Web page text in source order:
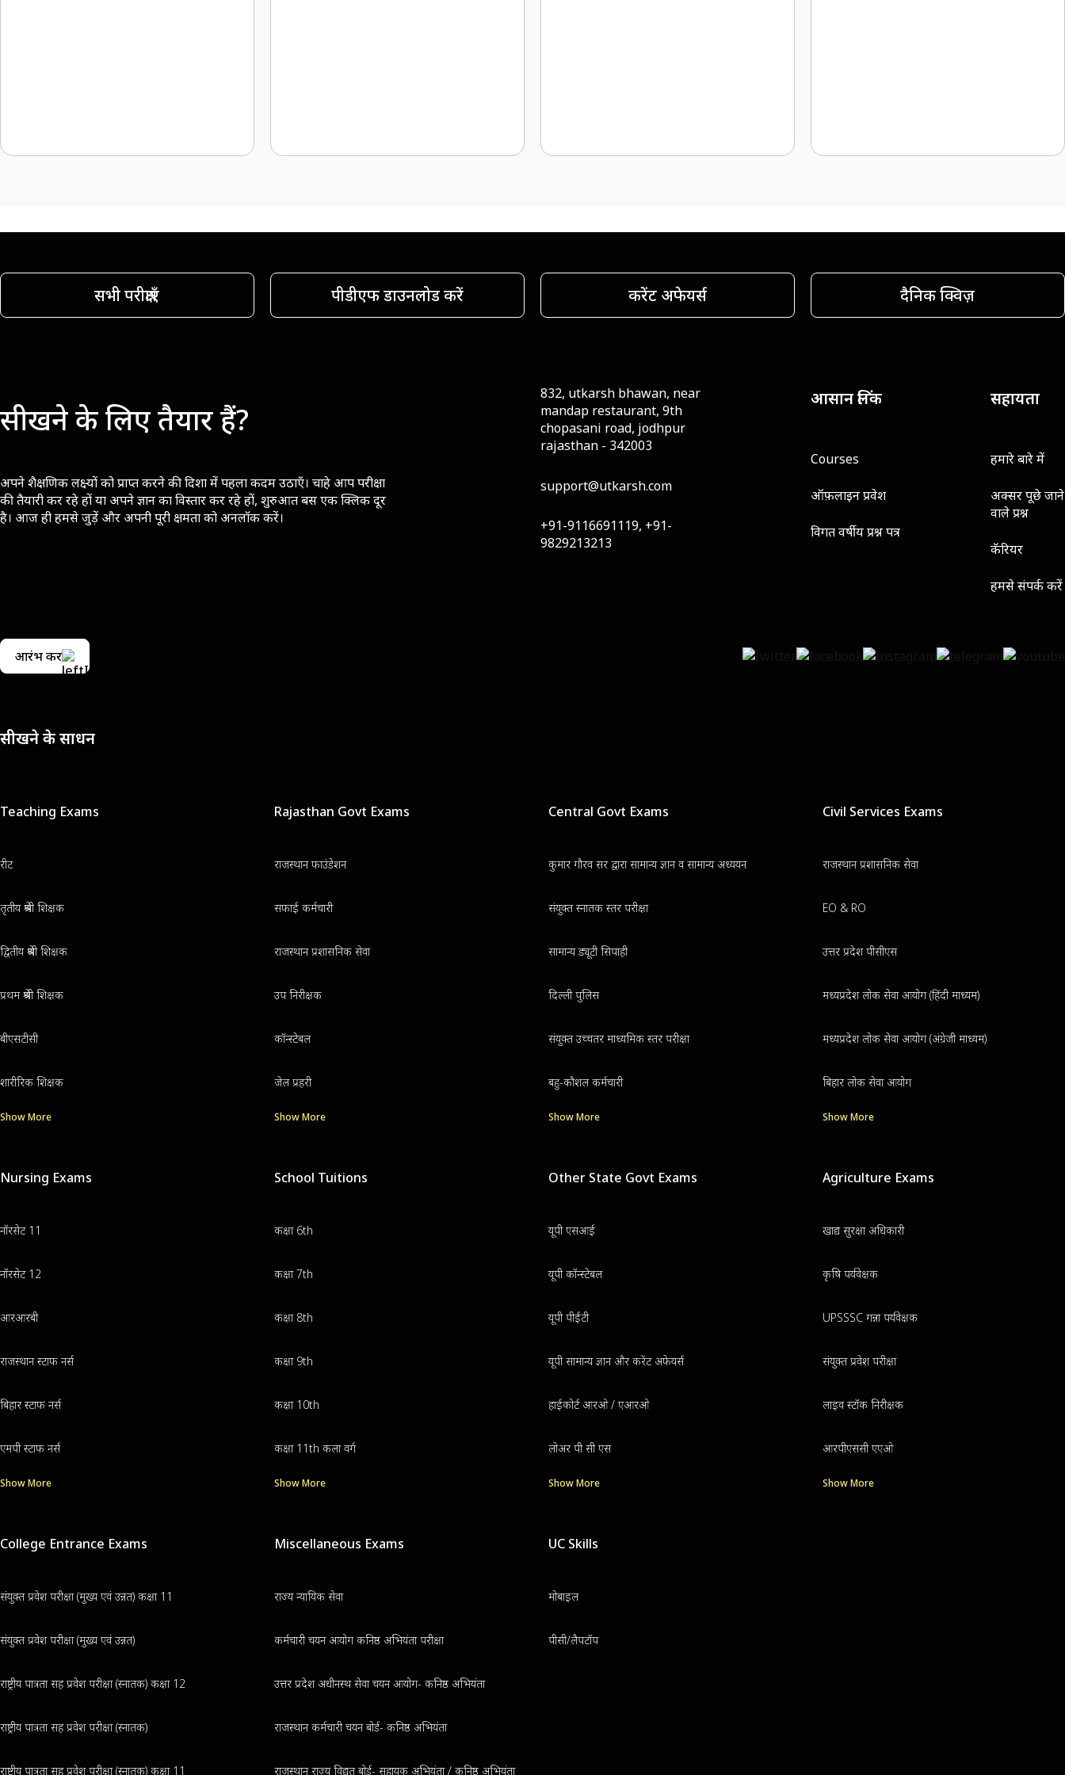
सभी परीक्षाएँ पीडीएफ डाउनलोड करें करेंट अफेयर्स दैनिक क्विज़
सीखने के लिए तैयार हैं?
अपने शैक्षणिक लक्ष्यों को प्राप्त करने की दिशा में पहला कदम उठाएँ। चाहे आप परीक्षा
की तैयारी कर रहे हों या अपने ज्ञान का विस्तार कर रहे हों, शुरुआत बस एक क्लिक दूर
है। आज ही हमसे जुड़ें और अपनी पूरी क्षमता को अनलॉक करें।
832, utkarsh bhawan, near
mandap restaurant, 9th
chopasani road, jodhpur
rajasthan - 342003
support@utkarsh.com
+91-9116691119, +91-
9829213213
आसान लिंक
Courses
ऑफ़लाइन प्रवेश
विगत वर्षीय प्रश्न पत्र
सहायता
हमारे बारे में
अक्सर पूछे जाने
वाले प्रश्न
कॅरियर
हमसे संपर्क करें
आरंभ करें
सीखने के साधन
Teaching Exams
रीट
तृतीय श्रेणी शिक्षक
द्वितीय श्रेणी शिक्षक
प्रथम श्रेणी शिक्षक
बीएसटीसी
शारीरिक शिक्षक
Show More
Rajasthan Govt Exams
राजस्थान फाउंडेशन
सफाई कर्मचारी
राजस्थान प्रशासनिक सेवा
उप निरीक्षक
कॉन्स्टेबल
जेल प्रहरी
Show More
Central Govt Exams
कुमार गौरव सर द्वारा सामान्य ज्ञान व सामान्य अध्ययन
संयुक्त स्नातक स्तर परीक्षा
सामान्य ड्यूटी सिपाही
दिल्ली पुलिस
संयुक्त उच्चतर माध्यमिक स्तर परीक्षा
बहु-कौशल कर्मचारी
Show More
Civil Services Exams
राजस्थान प्रशासनिक सेवा
EO & RO
उत्तर प्रदेश पीसीएस
मध्यप्रदेश लोक सेवा आयोग (हिंदी माध्यम)
मध्यप्रदेश लोक सेवा आयोग (अंग्रेजी माध्यम)
बिहार लोक सेवा आयोग
Show More
Nursing Exams
नॉरसेट 11
नॉरसेट 12
आरआरबी
राजस्थान स्टाफ नर्स
बिहार स्टाफ नर्स
एमपी स्टाफ नर्स
Show More
School Tuitions
कक्षा 6th
कक्षा 7th
कक्षा 8th
कक्षा 9th
कक्षा 10th
कक्षा 11th कला वर्ग
Show More
Other State Govt Exams
यूपी एसआई
यूपी कॉन्स्टेबल
यूपी पीईटी
यूपी सामान्य ज्ञान और करेंट अफेयर्स
हाईकोर्ट आरओ / एआरओ
लोअर पी सी एस
Show More
Agriculture Exams
खाद्य सुरक्षा अधिकारी
कृषि पर्यवेक्षक
UPSSSC गन्ना पर्यवेक्षक
संयुक्त प्रवेश परीक्षा
लाइव स्टॉक निरीक्षक
आरपीएससी एएओ
Show More
College Entrance Exams
संयुक्त प्रवेश परीक्षा (मुख्य एवं उन्नत) कक्षा 11
संयुक्त प्रवेश परीक्षा (मुख्य एवं उन्नत)
राष्ट्रीय पात्रता सह प्रवेश परीक्षा (स्नातक) कक्षा 12
राष्ट्रीय पात्रता सह प्रवेश परीक्षा (स्नातक)
राष्ट्रीय पात्रता सह प्रवेश परीक्षा (स्नातक) कक्षा 11
Miscellaneous Exams
राज्य न्यायिक सेवा
कर्मचारी चयन आयोग कनिष्ठ अभियंता परीक्षा
उत्तर प्रदेश अधीनस्थ सेवा चयन आयोग- कनिष्ठ अभियंता
राजस्थान कर्मचारी चयन बोर्ड- कनिष्ठ अभियंता
राजस्थान राज्य विद्युत बोर्ड- सहायक अभियंता / कनिष्ठ अभियंता
UC Skills
मोबाइल
पीसी/लैपटॉप